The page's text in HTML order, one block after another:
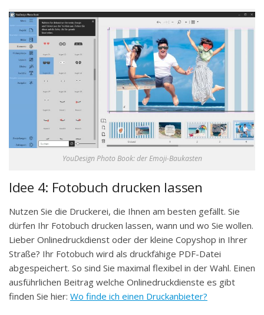
YouDesign Photo Book: der Emoji-Baukasten
Idee 4: Fotobuch drucken lassen
Nutzen Sie die Druckerei, die Ihnen am besten gefällt. Sie
dürfen Ihr Fotobuch drucken lassen, wann und wo Sie wollen.
Lieber Onlinedruckdienst oder der kleine Copyshop in Ihrer
Straße? Ihr Fotobuch wird als druckfähige PDF-Datei
abgespeichert. So sind Sie maximal flexibel in der Wahl. Einen
ausführlichen Beitrag welche Onlinedruckdienste es gibt
finden Sie hier: Wo finde ich einen Druckanbieter?